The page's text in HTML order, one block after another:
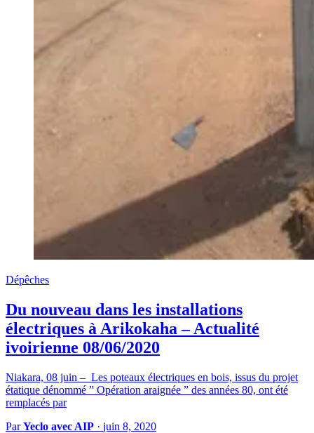
Dépêches
Du nouveau dans les installations
électriques à Arikokaha – Actualité
ivoirienne 08/06/2020
Niakara, 08 juin – Les poteaux électriques en bois, issus du projet
étatique dénommé ” Opération araignée ” des années 80, ont été
remplacés par
ParYeclo avec AIP · juin 8, 2020